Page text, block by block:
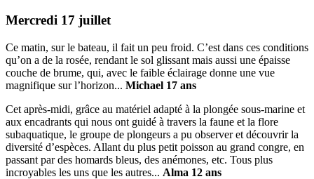
Mercredi 17 juillet
Ce matin, sur le bateau, il fait un peu froid. C’est dans ces conditions
qu’on a de la rosée, rendant le sol glissant mais aussi une épaisse
couche de brume, qui, avec le faible éclairage donne une vue
magnifique sur l’horizon... Michael 17 ans
Cet après-midi, grâce au matériel adapté à la plongée sous-marine et
aux encadrants qui nous ont guidé à travers la faune et la flore
subaquatique, le groupe de plongeurs a pu observer et découvrir la
diversité d’espèces. Allant du plus petit poisson au grand congre, en
passant par des homards bleus, des anémones, etc. Tous plus
incroyables les uns que les autres... Alma 12 ans